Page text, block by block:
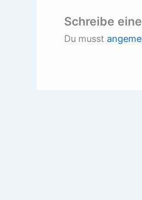
Schreibe
Du musst